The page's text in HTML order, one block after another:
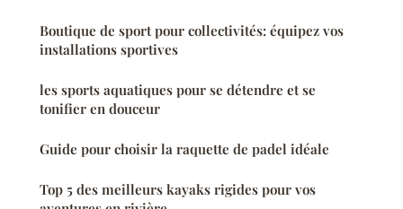
Boutique de sport pour collectivités: équipez vos
installations sportives
les sports aquatiques pour se détendre et se
tonifier en douceur
Guide pour choisir la raquette de padel idéale
Top 5 des meilleurs kayaks rigides pour vos